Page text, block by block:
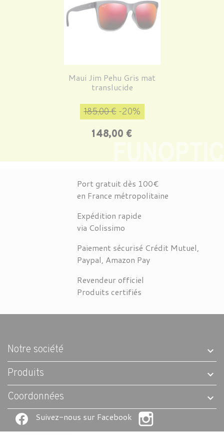
Maui Jim Pehu Gris mat
translucide
Prix de base
185,00 €-20%
148,00 €
Port gratuit dès 100€
en France métropolitaine
Expédition rapide
via Colissimo
Paiement sécurisé Crédit Mutuel,
Paypal, Amazon Pay
Revendeur officiel
Produits certifiés
Notre société
Produits
Coordonnées
Suivez-nous sur Facebook